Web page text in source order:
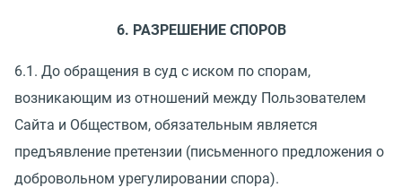
6. РАЗРЕШЕНИЕ СПОРОВ
6.1. До обращения в суд с иском по спорам,
возникающим из отношений между Пользователем
Сайта и Обществом, обязательным является
предъявление претензии (письменного предложения о
добровольном урегулировании спора).